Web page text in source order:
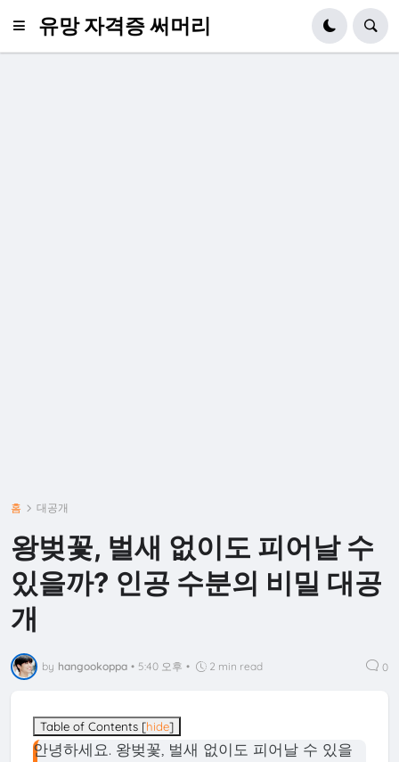
유망 자격증 써머리
홈 대공개
왕벚꽃, 벌새 없이도 피어날 수
있을까? 인공 수분의 비밀 대공
개
by hangookoppa • 5:40 오후 • 2 min read 0
Table of Contents [hide]
안녕하세요. 왕벚꽃, 벌새 없이도 피어날 수 있을